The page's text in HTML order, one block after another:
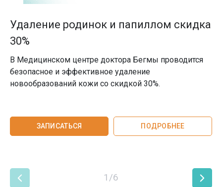
Удаление родинок и папиллом скидка
30%
В Медицинском центре доктора Бегмы проводится
безопасное и эффективное удаление
новообразований кожи со скидкой 30%.
ЗАПИСАТЬСЯ ПОДРОБНЕЕ
1/6